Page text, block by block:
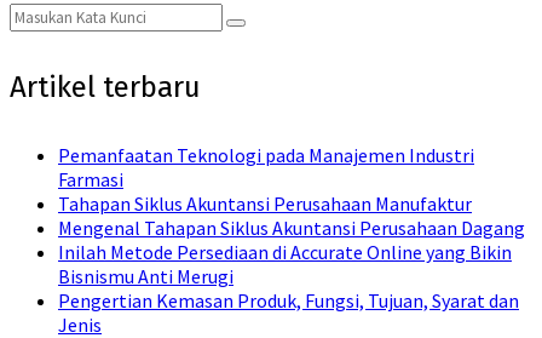
Search
for:
Search
Artikel terbaru
Pemanfaatan Teknologi pada Manajemen Industri
Farmasi
Tahapan Siklus Akuntansi Perusahaan Manufaktur
Mengenal Tahapan Siklus Akuntansi Perusahaan Dagang
Inilah Metode Persediaan di Accurate Online yang Bikin
Bisnismu Anti Merugi
Pengertian Kemasan Produk, Fungsi, Tujuan, Syarat dan
Jenis